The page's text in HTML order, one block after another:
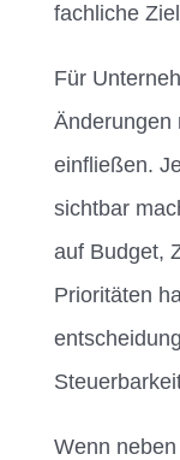
fachliche
Für
Änderungen
einfließen.
sichtbar
auf Budget,
Prioritäten
Wenn